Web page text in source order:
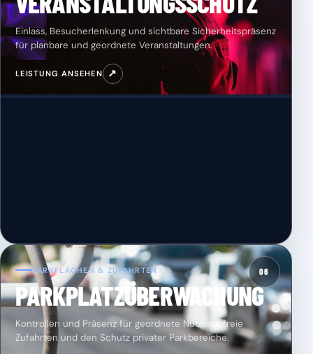
Einlass, Besucherlenkung und sichtbare Sicherheitspräsenz
für planbare und geordnete Veranstaltungen.
LEISTUNG ANSEHEN ↗
06
PARKFLÄCHEN & ZUFAHRTEN
PARKPLATZÜBERWACHUNG
Kontrollen und Präsenz für geordnete Nutzung, freie
Zufahrten und den Schutz privater Parkbereiche.